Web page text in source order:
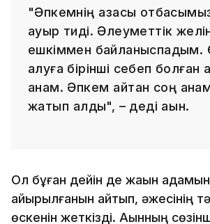
"Әпкемнің қазасы
ауыр тиді. Әлеуметтік
ешкіммен байланыспадым.
алуға бірінші себеп болған
анам. Әпкем қайтқан соң
жатып қалды", – деді ақын.
Ол бұған дейін де жақын
айырылғанын айтып, әжесінің
өскенін жеткізді. Ақынның